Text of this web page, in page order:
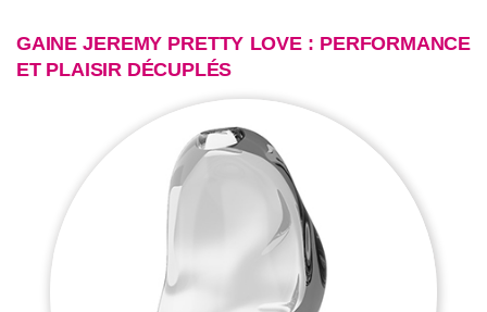
GAINE JEREMY PRETTY LOVE : PERFORMANCE
ET PLAISIR DÉCUPLÉS